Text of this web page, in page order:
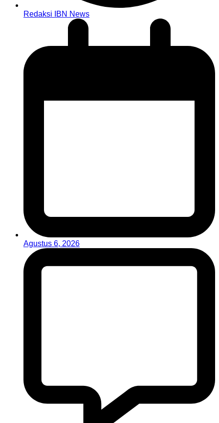
Redaksi IBN News
Agustus 6, 2026